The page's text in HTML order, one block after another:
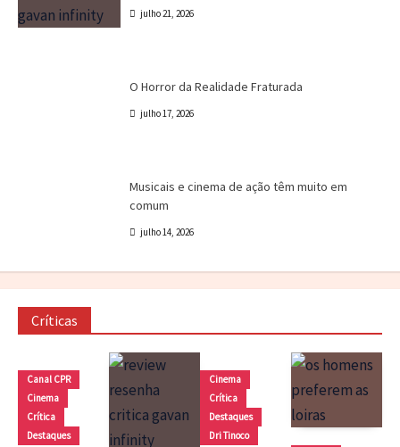
julho 21, 2026
O Horror da Realidade Fraturada
julho 17, 2026
Musicais e cinema de ação têm muito em
comum
julho 14, 2026
Críticas
Canal CPR
Cinema
Crítica
Destaques
Cinema
Crítica
Destaques
Dri Tinoco